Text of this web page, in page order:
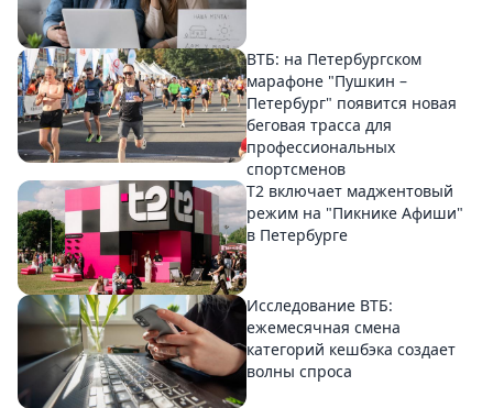
ВТБ: на Петербургском
марафоне "Пушкин –
Петербург" появится новая
беговая трасса для
профессиональных
спортсменов
Т2 включает маджентовый
режим на "Пикнике Афиши"
в Петербурге
Исследование ВТБ:
ежемесячная смена
категорий кешбэка создает
волны спроса